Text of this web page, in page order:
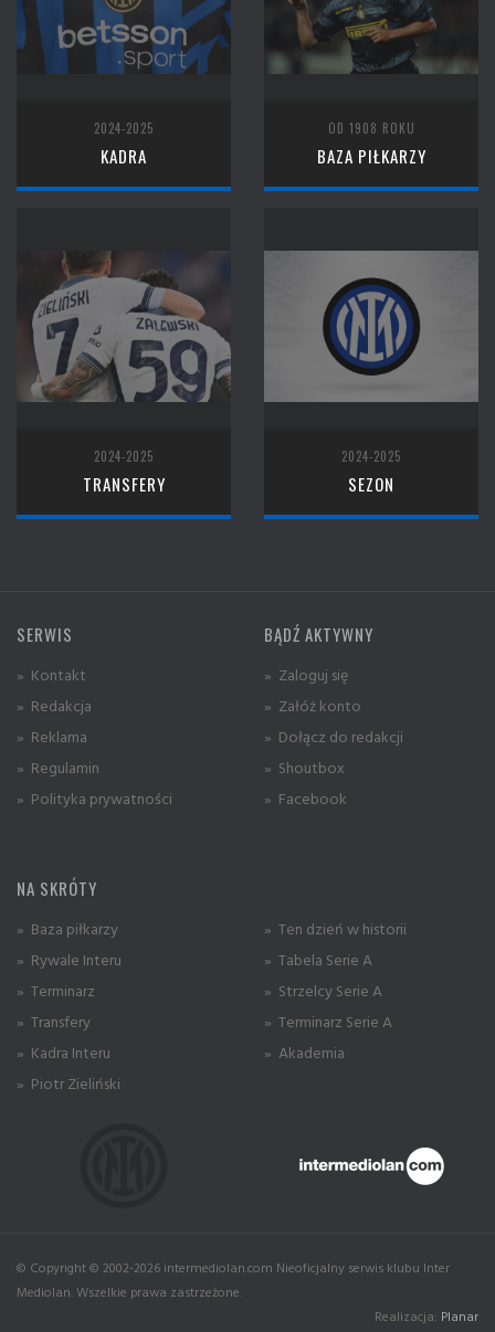
2024-2025
KADRA
OD 1908 ROKU
BAZA PIŁKARZY
2024-2025
TRANSFERY
2024-2025
SEZON
SERWIS
» Kontakt
» Redakcja
» Reklama
» Regulamin
» Polityka prywatności
BĄDŹ AKTYWNY
» Zaloguj się
» Załóż konto
» Dołącz do redakcji
» Shoutbox
» Facebook
NA SKRÓTY
» Baza piłkarzy
» Rywale Interu
» Terminarz
» Transfery
» Kadra Interu
» Piotr Zieliński
» Ten dzień w historii
» Tabela Serie A
» Strzelcy Serie A
» Terminarz Serie A
» Akademia
© Copyright © 2002-2026 intermediolan.com Nieoficjalny serwis klubu Inter
Mediolan. Wszelkie prawa zastrzeżone.
Realizacja: Planar